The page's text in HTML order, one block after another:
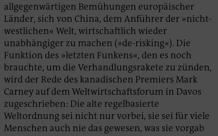
allgegenwärtigen Bemühungen europäischer
Länder, sich von China, dem Anführer der »nicht-
westlichen« Welt, wirtschaftlich wieder
unabhängiger zu machen (»de-risking«). Die
Funktion des »letzten Funkens«, den es noch
brauchte, um die Verhandlungsrakete zu zünden,
wird der Rede des kanadischen Premiers Mark
Carney auf dem Weltwirtschaftsforum in Davos
zugeschrieben: Die alte regelbasierte
Weltordnung sei nicht nur vorbei, sie sei für viele
Menschen auch nie das gewesen, was sie vorgab